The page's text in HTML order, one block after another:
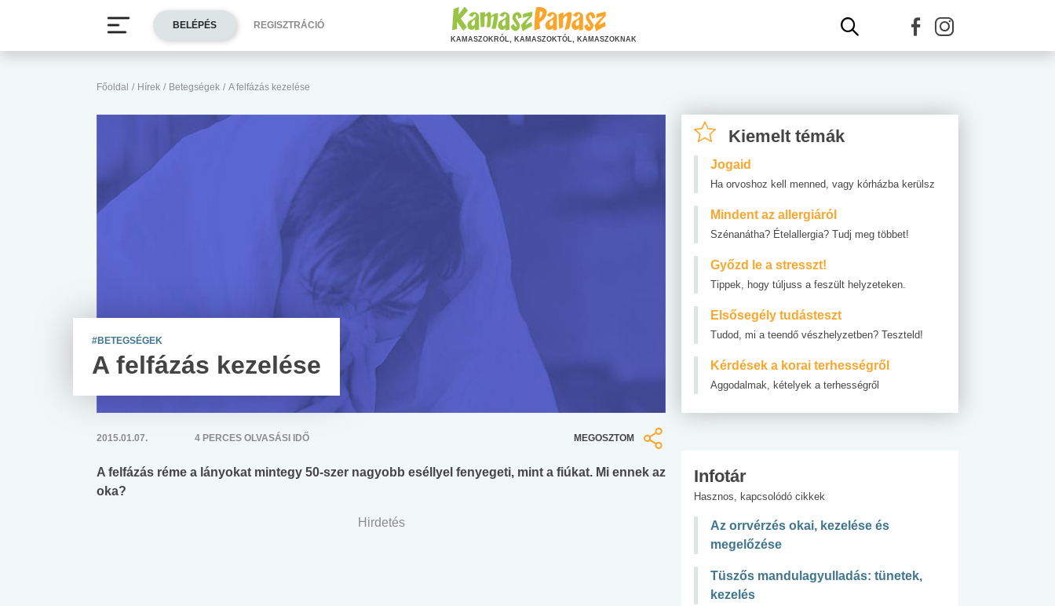
Főoldal / Hírek / Betegségek / A felfázás kezelése
#BETEGSÉGEK
A felfázás kezelése
2015.01.07. 4 PERCES OLVASÁSI IDŐ MEGOSZTOM
A felfázás réme a lányokat mintegy 50-szer nagyobb eséllyel fenyegeti, mint a fiúkat. Mi ennek az
oka?
Hirdetés
Kiemelt témák
Jogaid
Ha orvoshoz kell menned, vagy kórházba kerülsz
Mindent az allergiáról
Szénanátha? Ételallergia? Tudj meg többet!
Győzd le a stresszt!
Tippek, hogy túljuss a feszült helyzeteken.
Elsősegély tudásteszt
Tudod, mi a teendő vészhelyzetben? Teszteld!
Kérdések a korai terhességről
Aggodalmak, kételyek a terhességről
Infotár
Hasznos, kapcsolódó cikkek
Az orrvérzés okai, kezelése és
megelőzése
Tüszős mandulagyulladás: tünetek,
kezelés
BELÉPÉS REGISZTRÁCIÓ
KAMASZOKRÓL, KAMASZOKTÓL, KAMASZOKNAK